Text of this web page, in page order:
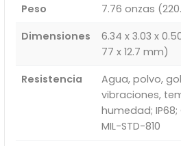
Peso
7.76 onzas
Dimensiones
6.34 x 3.03 x
77 x 12.7 mm)
Resistencia
Agua, polvo,
vibraciones,
humedad;
MIL-STD-810